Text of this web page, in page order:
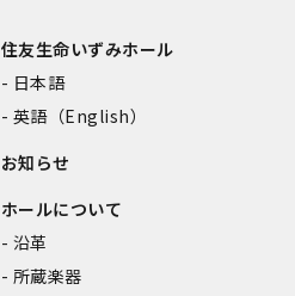
住友生命いずみホール
日本語
英語（English）
お知らせ
ホールについて
沿革
所蔵楽器